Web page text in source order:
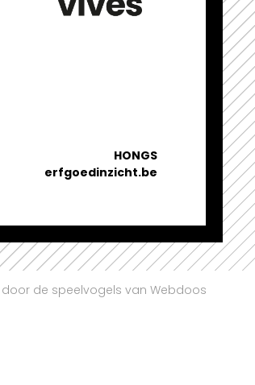
HONGS
erfgoedinzicht.be
de speelvogels van Webdoos